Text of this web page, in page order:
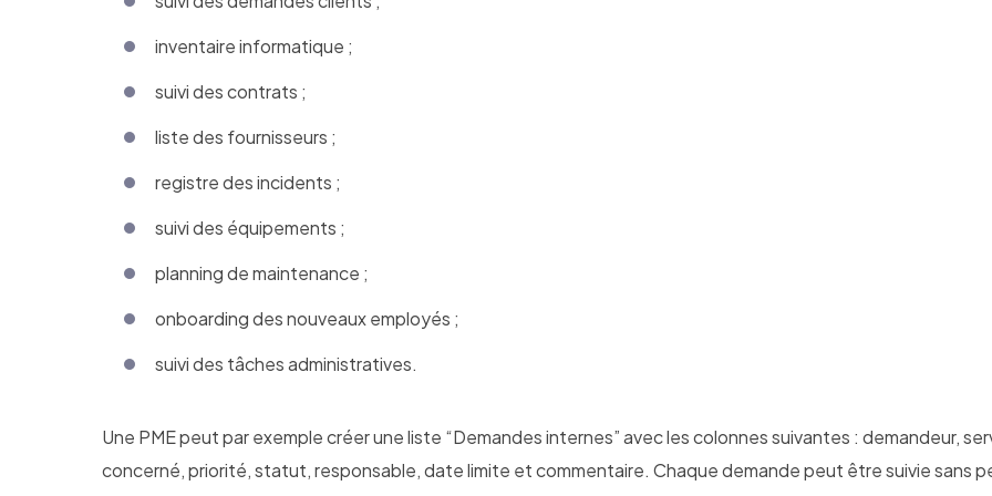
inventaire informatique ;
suivi des contrats ;
liste des fournisseurs ;
registre des incidents ;
suivi des équipements ;
planning de maintenance ;
onboarding des nouveaux employés ;
suivi des tâches administratives.
Une PME peut par exemple créer une liste “Demandes internes” avec les colonnes suivantes : demandeur,
concerné, priorité, statut, responsable, date limite et commentaire. Chaque demande peut être suivie sans